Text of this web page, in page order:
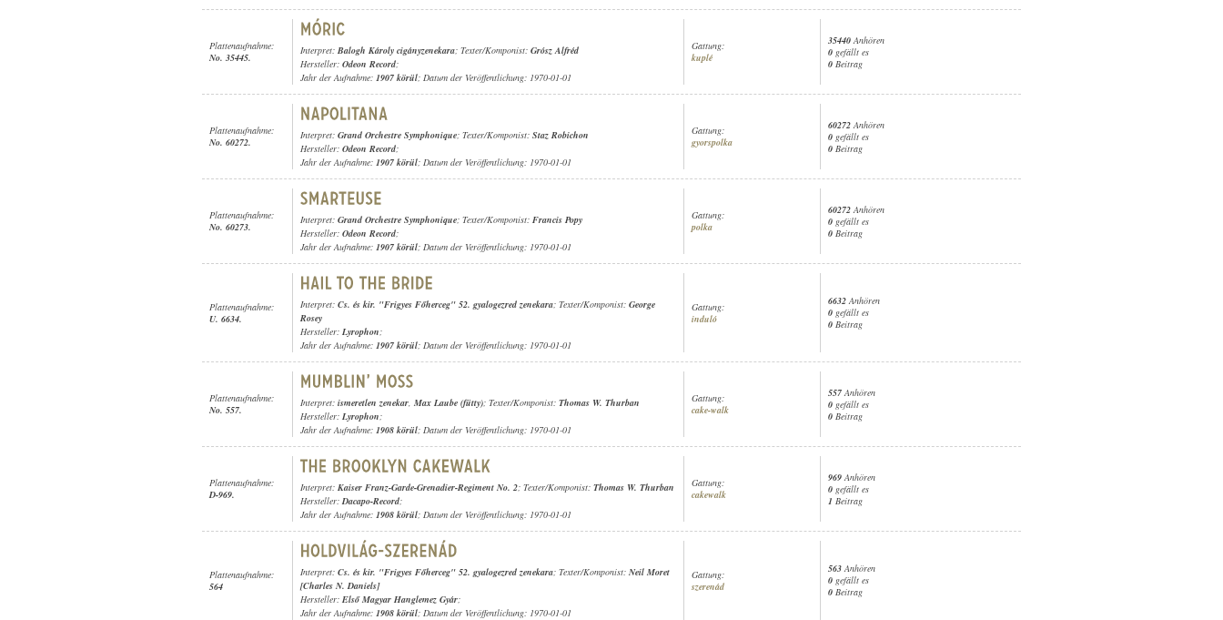
Plattenaufnahme:
No. 35445.
Interpret: Balogh Károly cigányzenekara; Texter/Komponist: Grósz Alfréd
Hersteller: Odeon Record;
Jahr der Aufnahme: 1907 körül; Datum der Veröffentlichung: 1970-01-01
Gattung:
kuplé
35440 Anhören
0 gefällt es
0 Beitrag
Plattenaufnahme:
No. 60272.
Interpret: Grand Orchestre Symphonique; Texter/Komponist: Staz Robichon
Hersteller: Odeon Record;
Jahr der Aufnahme: 1907 körül; Datum der Veröffentlichung: 1970-01-01
Gattung:
gyorspolka
60272 Anhören
0 gefällt es
0 Beitrag
Plattenaufnahme:
No. 60273.
Interpret: Grand Orchestre Symphonique; Texter/Komponist: Francis Popy
Hersteller: Odeon Record;
Jahr der Aufnahme: 1907 körül; Datum der Veröffentlichung: 1970-01-01
Gattung:
polka
60272 Anhören
0 gefällt es
0 Beitrag
Plattenaufnahme:
U. 6634.
Interpret: Cs. és kir. "Frigyes Főherceg" 52. gyalogezred zenekara; Texter/Komponist: George
Rosey
Hersteller: Lyrophon;
Jahr der Aufnahme: 1907 körül; Datum der Veröffentlichung: 1970-01-01
Gattung:
induló
6632Anhören
0 gefällt es
0 Beitrag
Plattenaufnahme:
No. 557.
Interpret: ismeretlen zenekar, Max Laube (fütty); Texter/Komponist: Thomas W. Thurban
Hersteller: Lyrophon;
Jahr der Aufnahme: 1908 körül; Datum der Veröffentlichung: 1970-01-01
Gattung:
cake-walk
557 Anhören
0 gefällt es
0 Beitrag
Plattenaufnahme:
D-969.
Interpret: Kaiser Franz-Garde-Grenadier-Regiment No. 2; Texter/Komponist: Thomas W. Thurban
Hersteller:Dacapo-Record;
Jahr der Aufnahme: 1908 körül; Datum der Veröffentlichung: 1970-01-01
Gattung:
cakewalk
969 Anhören
0 gefällt es
1 Beitrag
Plattenaufnahme:
564
Interpret: Cs. és kir. "Frigyes Főherceg" 52. gyalogezred zenekara; Texter/Komponist: Neil Moret
[Charles N. Daniels]
Hersteller: Első Magyar Hanglemez Gyár;
Jahr der Aufnahme: 1908 körül; Datum der Veröffentlichung: 1970-01-01
Gattung:
szerenád
563Anhören
0 gefällt es
0 Beitrag